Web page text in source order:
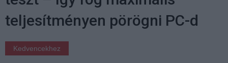
teljesítményen pörögni PC-d
Kedvencekhez